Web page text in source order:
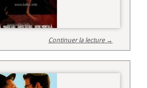
Continuer la lecture →